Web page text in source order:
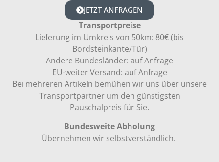
JETZT ANFRAGEN
Transportpreise
Lieferung im Umkreis von 50km: 80€ (bis
Bordsteinkante/Tür)
Andere Bundesländer: auf Anfrage
EU-weiter Versand: auf Anfrage
Bei mehreren Artikeln bemühen wir uns über unsere
Transportpartner um den günstigsten
Pauschalpreis für Sie.
Bundesweite Abholung
Übernehmen wir selbstverständlich.